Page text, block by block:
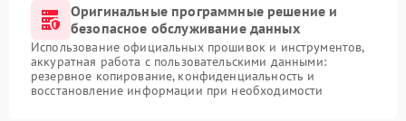
Оригинальные программные решение и
безопасное обслуживание данных
Использование официальных прошивок и инструментов,
аккуратная работа с пользовательскими данными:
резервное копирование, конфиденциальность и
восстановление информации при необходимости